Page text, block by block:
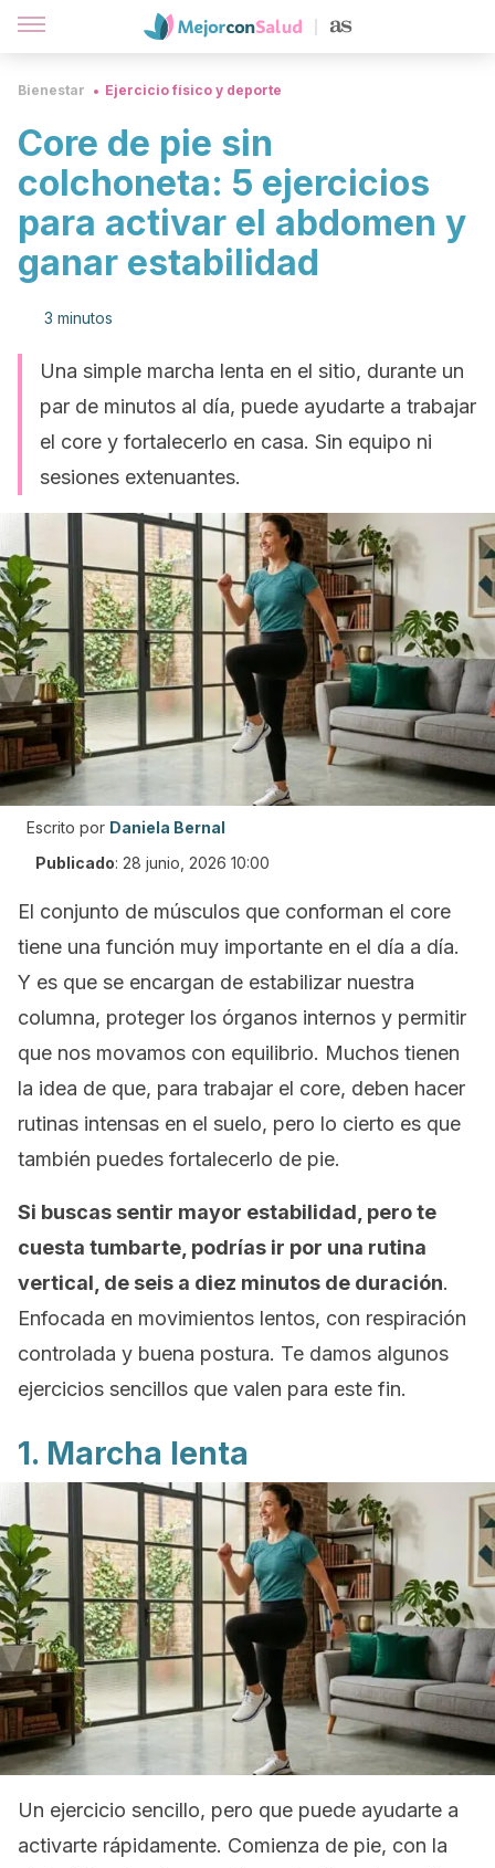
Bienestar Ejercicio físico y deporte
Core de pie sin
colchoneta: 5 ejercicios
para activar el abdomen y
ganar estabilidad
3 minutos
Una simple marcha lenta en el sitio, durante un
par de minutos al día, puede ayudarte a trabajar
el core y fortalecerlo en casa. Sin equipo ni
sesiones extenuantes.
Escrito por Daniela Bernal
Publicado: 28 junio, 2026 10:00
El conjunto de músculos que conforman el core
tiene una función muy importante en el día a día.
Y es que se encargan de estabilizar nuestra
columna, proteger los órganos internos y permitir
que nos movamos con equilibrio. Muchos tienen
la idea de que, para trabajar el core, deben hacer
rutinas intensas en el suelo, pero lo cierto es que
también puedes fortalecerlo de pie.
Si buscas sentir mayor estabilidad, pero te
cuesta tumbarte, podrías ir por una rutina
vertical, de seis a diez minutos de duración.
Enfocada en movimientos lentos, con respiración
controlada y buena postura. Te damos algunos
ejercicios sencillos que valen para este fin.
1. Marcha lenta
Un ejercicio sencillo, pero que puede ayudarte a
activarte rápidamente. Comienza de pie, con la